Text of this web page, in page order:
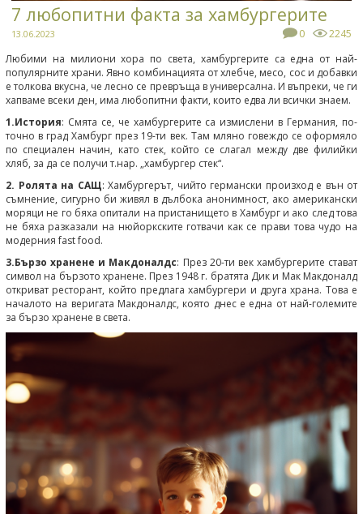
7 любопитни факта за хамбургерите
13.06.2023 0
2245
Любими на милиони хора по света, хамбургерите са една от най-
популярните храни. Явно комбинацията от хлебче, месо, сос и добавки
е толкова вкусна, че лесно се превръща в универсална. И въпреки, че ги
хапваме всеки ден, има любопитни факти, които едва ли всички знаем.
1.История: Смята се, че хамбургерите са измислени в Германия, по-
точно в град Хамбург през 19-ти век. Там мляно говеждо се оформяло
по специален начин, като стек, който се слагал между две филийки
хляб, за да се получи т.нар. „хамбургер стек“.
2. Ролята на САЩ: Хамбургерът, чийто германски произход е вън от
съмнение, сигурно би живял в дълбока анонимност, ако американски
моряци не го бяха опитали на пристанището в Хамбург и ако след това
не бяха разказали на нюйоркските готвачи как се прави това чудо на
модерния fast food.
3.Бързо хранене и Макдоналдс: През 20-ти век хамбургерите стават
символ на бързото хранене. През 1948 г. братята Дик и Мак Макдоналд
откриват ресторант, който предлага хамбургери и друга храна. Това е
началото на веригата Макдоналдс, която днес е една от най-големите
за бързо хранене в света.